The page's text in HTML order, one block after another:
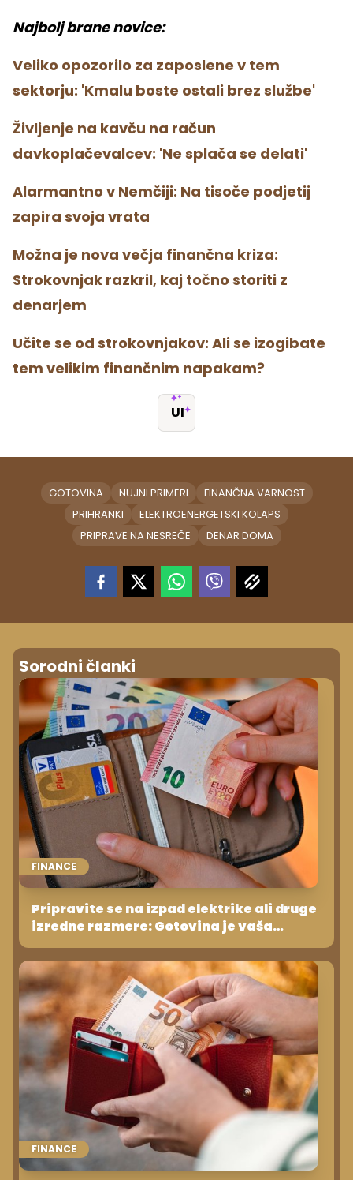
Najbolj brane novice:
Veliko opozorilo za zaposlene v tem
sektorju: 'Kmalu boste ostali brez službe'
Življenje na kavču na račun
davkoplačevalcev: 'Ne splača se delati'
Alarmantno v Nemčiji: Na tisoče podjetij
zapira svoja vrata
Možna je nova večja finančna kriza:
Strokovnjak razkril, kaj točno storiti z
denarjem
Učite se od strokovnjakov: Ali se izogibate
tem velikim finančnim napakam?
UI
GOTOVINA NUJNI PRIMERI
FINANČNA VARNOST
PRIHRANKI
ELEKTROENERGETSKI KOLAPS
PRIPRAVE NA NESREČE
DENAR DOMA
Sorodni članki
FINANCE
Pripravite se na izpad elektrike ali druge
izredne razmere: Gotovina je vaša
rešitev
FINANCE